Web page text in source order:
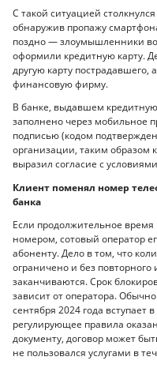
С такой ситуацией
обнаружив пропажу
поздно — злоумышленники
оформили кредитную карту.
другую карту пострадавшего,
финансовую фирму.
В банке, выдавшем
заполнено через мобильное
подписью (кодом
организации, таким
выразил согласие с
Клиент поменял номер
банка
Если продолжительное
номером, сотовый оператор
абоненту. Дело в том, что
ограничено и без
заканчиваются. Срок
зависит от оператора.
сентября 2024 года вступает
регулирующее правила
документу, договор может
не пользовался услугами в